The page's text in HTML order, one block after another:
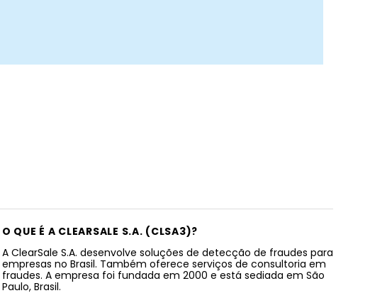
O QUE É A CLEARSALE S.A. (CLSA3)?
A ClearSale S.A. desenvolve soluções de detecção de fraudes para
empresas no Brasil. Também oferece serviços de consultoria em
fraudes. A empresa foi fundada em 2000 e está sediada em São
Paulo, Brasil.